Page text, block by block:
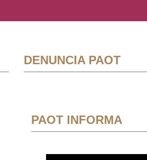
DENUNCIA PAOT
PAOT INFORMA